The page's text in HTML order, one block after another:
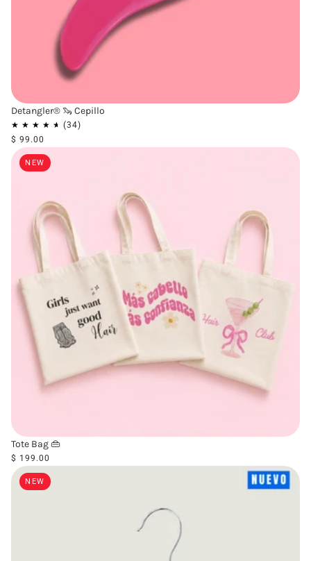
Detangler® 🦦 Cepillo
$ 99.00
NEW
Tote Bag 👜
$ 199.00
NEW